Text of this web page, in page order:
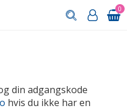
0
din adgangskode
hvis du ikke har en